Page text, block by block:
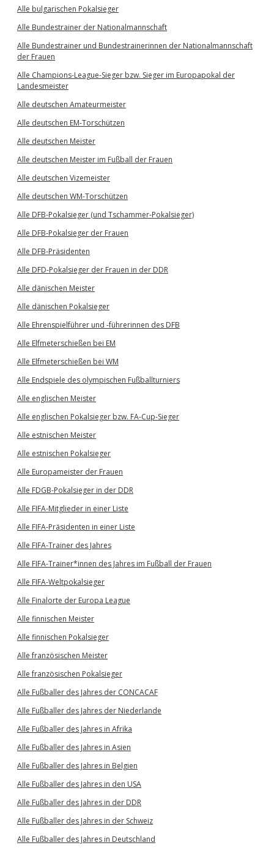
Alle bulgarischen Pokalsieger
Alle Bundestrainer der Nationalmannschaft
Alle Bundestrainer und Bundestrainerinnen der Nationalmannschaft
der Frauen
Alle Champions-League-Sieger bzw. Sieger im Europapokal der
Landesmeister
Alle deutschen Amateurmeister
Alle deutschen EM-Torschützen
Alle deutschen Meister
Alle deutschen Meister im Fußball der Frauen
Alle deutschen Vizemeister
Alle deutschen WM-Torschützen
Alle DFB-Pokalsieger (und Tschammer-Pokalsieger)
Alle DFB-Pokalsieger der Frauen
Alle DFB-Präsidenten
Alle DFD-Pokalsieger der Frauen in der DDR
Alle dänischen Meister
Alle dänischen Pokalsieger
Alle Ehrenspielführer und -führerinnen des DFB
Alle Elfmeterschießen bei EM
Alle Elfmeterschießen bei WM
Alle Endspiele des olympischen Fußballturniers
Alle englischen Meister
Alle englischen Pokalsieger bzw. FA-Cup-Sieger
Alle estnischen Meister
Alle estnischen Pokalsieger
Alle Europameister der Frauen
Alle FDGB-Pokalsieger in der DDR
Alle FIFA-Mitglieder in einer Liste
Alle FIFA-Präsidenten in einer Liste
Alle FIFA-Trainer des Jahres
Alle FIFA-Trainer*innen des Jahres im Fußball der Frauen
Alle FIFA-Weltpokalsieger
Alle Finalorte der Europa League
Alle finnischen Meister
Alle finnischen Pokalsieger
Alle französischen Meister
Alle französischen Pokalsieger
Alle Fußballer des Jahres der CONCACAF
Alle Fußballer des Jahres der Niederlande
Alle Fußballer des Jahres in Afrika
Alle Fußballer des Jahres in Asien
Alle Fußballer des Jahres in Belgien
Alle Fußballer des Jahres in den USA
Alle Fußballer des Jahres in der DDR
Alle Fußballer des Jahres in der Schweiz
Alle Fußballer des Jahres in Deutschland